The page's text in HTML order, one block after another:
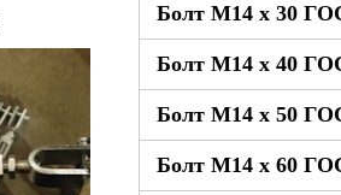
Болт М14 x 30
Болт М14 x 40
Болт М14 x 50
Болт М14 x 60